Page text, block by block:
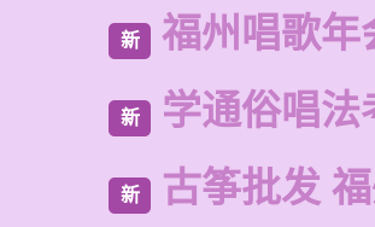
新 福州唱歌年
新 学通俗唱法
新 古筝批发